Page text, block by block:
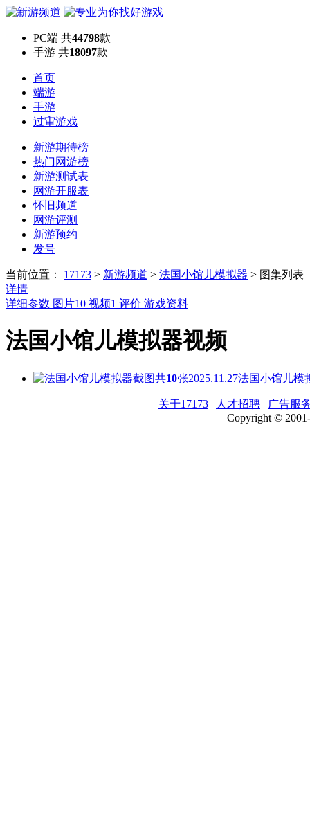
PC端 共44798款
手游 共18097款
首页
端游
手游
过审游戏
新游期待榜
热门网游榜
新游测试表
网游开服表
怀旧频道
网游评测
新游预约
发号
当前位置： 17173 > 新游频道 > 法国小馆儿模拟器 > 图集列表
详情
详细参数 图片10 视频1 评价 游戏资料
法国小馆儿模拟器视频
共10张2025.11.27法国小馆儿模
关于17173 | 人才招聘 | 广告服
Copyright ©